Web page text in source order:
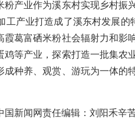
业作为溪东村实现乡村振兴
产业打造成了溪东村发展的
葛富硒米粉社会辐射力和影
等产业，探索打造一批集农
种养、观赏、游玩为一体的
闻网责任编辑：刘阳禾辛苦